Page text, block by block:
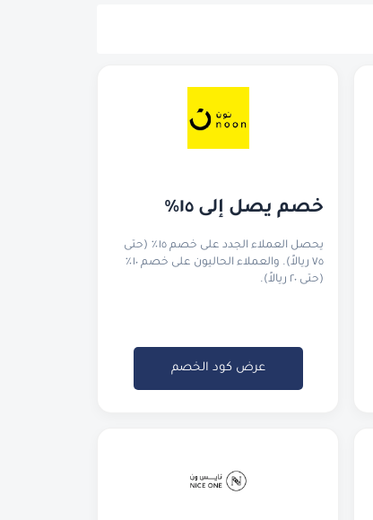
خصم يصل إلى ١٥٪
يحصل العملاء الجدد على خصم ١٥٪ (حتى
٧٥ ريالاً). والعملاء الحاليون على خصم ١٠٪
(حتى ٢٠ ريالاً).
عرض كود الخصم